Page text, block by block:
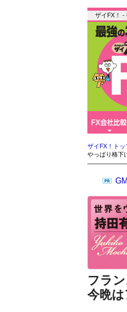
ザイFX！ -
ザイFX！トッ
やっぱり格下
フラ
今晩